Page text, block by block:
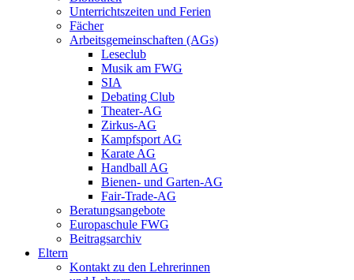
Unterrichtszeiten und Ferien
Fächer
Arbeitsgemeinschaften (AGs)
Leseclub
Musik am FWG
SIA
Debating Club
Theater-AG
Zirkus-AG
Kampfsport AG
Karate AG
Handball AG
Bienen- und Garten-AG
Fair-Trade-AG
Beratungsangebote
Europaschule FWG
Beitragsarchiv
Eltern
Kontakt zu den Lehrerinnen